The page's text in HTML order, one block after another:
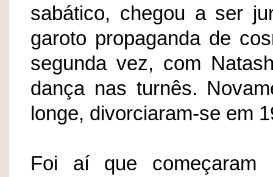
sabático, chegou a ser
garoto propaganda de
segunda vez, com
dança nas turnês.
longe, divorciaram-se em
Foi aí que começaram